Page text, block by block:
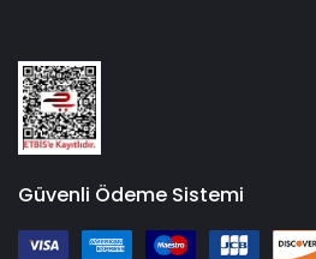
Güvenli Ödeme Sistemi